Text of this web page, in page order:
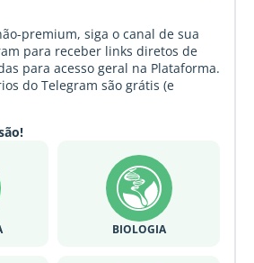
premium, siga o canal de sua
para receber links diretos de
para acesso geral na Plataforma.
do Telegram são grátis (e
BIOLOGIA